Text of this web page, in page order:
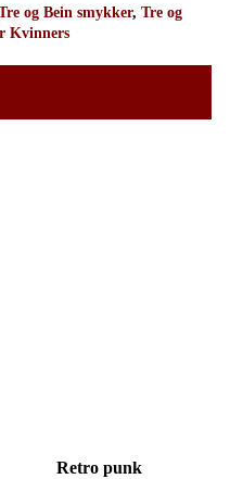
og Bein smykker, Tre og
Kvinners
Retro punk